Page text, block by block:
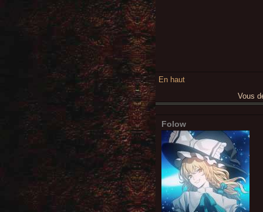
En haut
Vous
Folow